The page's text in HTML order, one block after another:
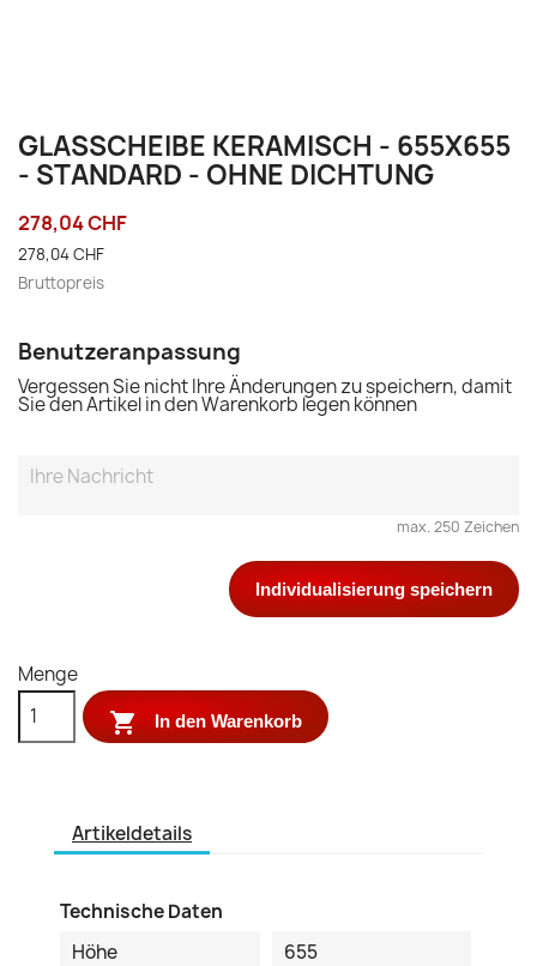
GLASSCHEIBE KERAMISCH - 655X655
- STANDARD - OHNE DICHTUNG
278,04 CHF
278,04 CHF
Bruttopreis
Benutzeranpassung
Vergessen Sie nicht Ihre Änderungen zu speichern, damit
Sie den Artikel in den Warenkorb legen können
max. 250 Zeichen
Individualisierung speichern
Menge
 In den Warenkorb
Artikeldetails
Technische Daten
Höhe
655